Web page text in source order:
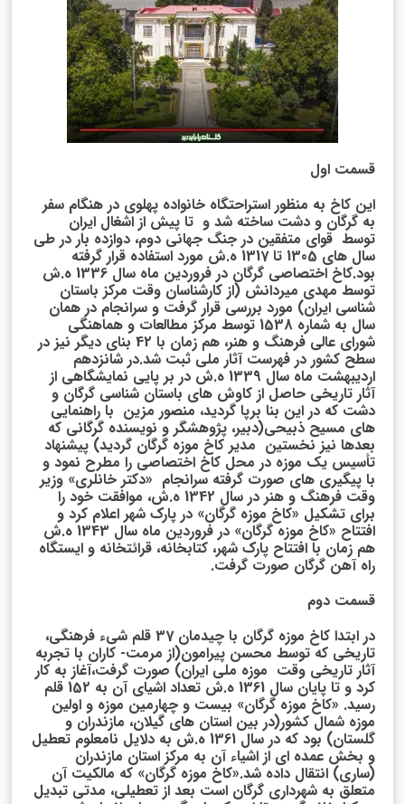
قسمت اول
این کاخ به منظور استراحتگاه خانواده پهلوی در هنگام سفر
به گرگان و دشت ساخته شد و تا پیش از اشغال ایران
توسط قوای متفقین در جنگ جهانی دوم، دوازده بار در طی
سال های 1305 تا 1317 ه.ش مورد استفاده قرار گرفته
بود.کاخ اختصاصی گرگان در فروردین ماه سال 1336 ه.ش
توسط مهدی میردانش (از کارشناسان وقت مرکز باستان
شناسی ایران) مورد بررسی قرار گرفت و سرانجام در همان
سال به شماره 1538 توسط مرکز مطالعات و هماهنگی
شورای عالی فرهنگ و هنر، هم زمان با 42 بنای دیگر نیز در
سطح کشور در فهرست آثار ملی ثبت شد.در شانزدهم
اردیبهشت ماه سال 1339 ه.ش در بر پایی نمایشگاهی از
آثار تاریخی حاصل از کاوش های باستان شناسی گرگان و
دشت که در این بنا برپا گردید، منصور مزین با راهنمایی
های مسیح ذبیحی(دبیر، پژوهشگر و نویسنده گرگانی که
بعدها نیز نخستین مدیر کاخ موزه گرگان گردید) پیشنهاد
تأسیس یک موزه در محل کاخ اختصاصی را مطرح نمود و
با پیگیری های صورت گرفته سرانجام «دکتر خانلری» وزیر
وقت فرهنگ و هنر در سال 1342 ه.ش، موافقت خود را
برای تشکیل «کاخ موزه گرگان» در پارک شهر اعلام کرد و
افتتاح «کاخ موزه گرگان» در فروردین ماه سال 1343 ه.ش
هم زمان با افتتاح پارک شهر، کتابخانه، قرائتخانه و ایستگاه
راه آهن گرگان صورت گرفت.
قسمت دوم
در ابتدا کاخ موزه گرگان با چیدمان 37 قلم شیء فرهنگی،
تاریخی که توسط محسن پیرامون(از مرمت- کاران با تجربه
آثار تاریخی وقت موزه ملی ایران) صورت گرفت،آغاز به کار
کرد و تا پایان سال 1361 ه.ش تعداد اشیای آن به 152 قلم
رسید. «کاخ موزه گرگان» بیست و چهارمین موزه و اولین
موزه شمال کشور(در بین استان های گیلان، مازندران و
گلستان) بود که در سال 1361 ه.ش به دلایل نامعلوم تعطیل
و بخش عمده ای از اشیاء آن به مرکز استان مازندران
(ساری) انتقال داده شد.«کاخ موزه گرگان» که مالکیت آن
متعلق به شهرداری گرگان است بعد از تعطیلی، مدتی تبدیل